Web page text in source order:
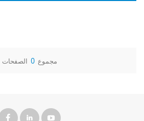
مجموع 0 الصفحات